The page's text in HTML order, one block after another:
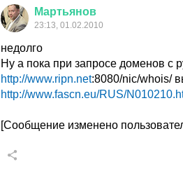
Мартьянов
23:13, 01.02.2010
недолго
Ну а пока при запросе доменов с
http://www.ripn.net:8080/nic/whois/
http://www.fascn.eu/RUS/
[Сообщение изменено